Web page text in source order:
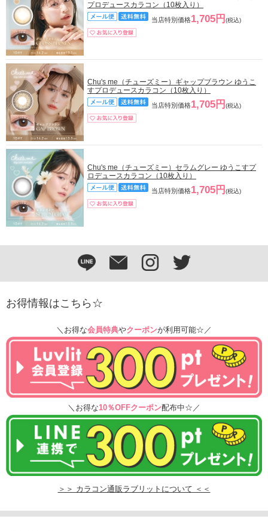
プロデュースカラコン（10枚入り）
当店特別価格1,705円 (税込)
Chu's me（チューズミー）ギャップブラウン ゆうこ
すプロデュースカラコン（10枚入り）
当店特別価格1,705円 (税込)
Chu's me（チューズミー）セラムグレー ゆうこすプ
ロデュースカラコン（10枚入り）
当店特別価格1,705円 (税込)
お得情報はこちら☆
＼お得な会員特典やクーポンが利用可能☆／
＼お得な10％OFFクーポン配布中☆／
＞＞ カラコン通販ラブリットについて ＜＜